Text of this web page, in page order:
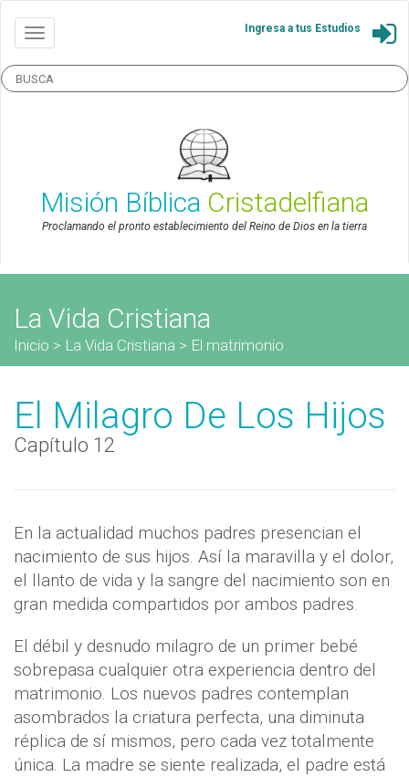
Ingresa a tus Estudios
Misión Bíblica Cristadelfiana
Proclamando el pronto establecimiento del Reino de Dios en la tierra
La Vida Cristiana
Inicio > La Vida Cristiana > El matrimonio
El Milagro De Los Hijos
Capítulo 12
En la actualidad muchos padres presencian el
nacimiento de sus hijos. Así la maravilla y el dolor,
el llanto de vida y la sangre del nacimiento son en
gran medida compartidos por ambos padres.
El débil y desnudo milagro de un primer bebé
sobrepasa cualquier otra experiencia dentro del
matrimonio. Los nuevos padres contemplan
asombrados la criatura perfecta, una diminuta
réplica de sí mismos, pero cada vez totalmente
única. La madre se siente realizada, el padre está